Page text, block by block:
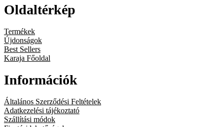
Oldaltérkép
Termékek
Újdonságok
Best Sellers
Karaja Főoldal
Információk
Általános Szerződési Feltételek
Adatkezelési tájékoztató
Szállítási módok